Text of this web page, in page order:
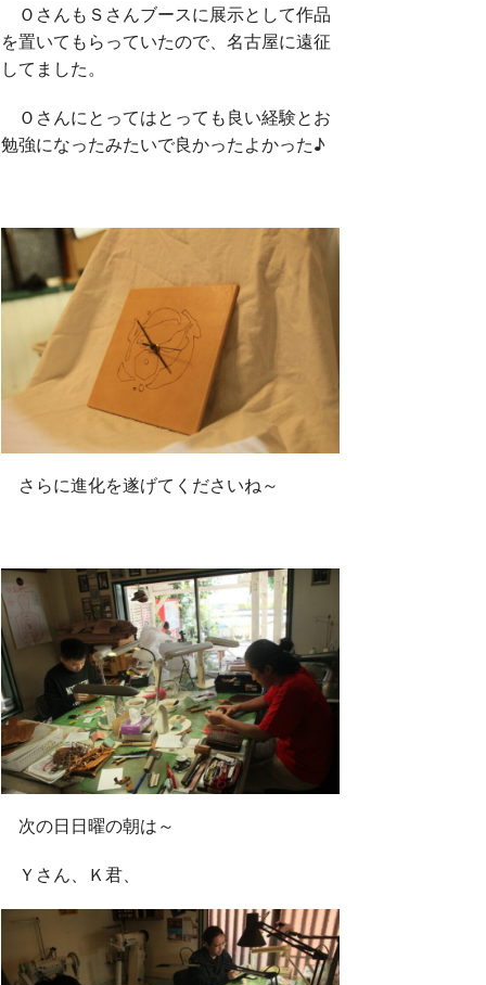
ＯさんもＳさんブースに展示として作品
を置いてもらっていたので、名古屋に遠征
してました。
Ｏさんにとってはとっても良い経験とお
勉強になったみたいで良かったよかった♪
さらに進化を遂げてくださいね～
次の日日曜の朝は～
Ｙさん、Ｋ君、